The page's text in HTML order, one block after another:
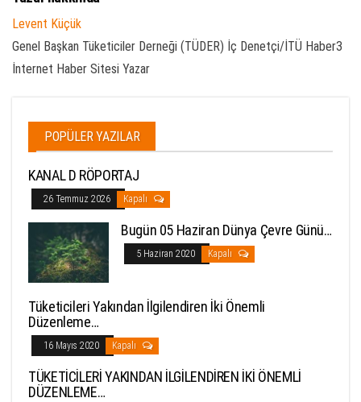
Levent Küçük
Genel Başkan Tüketiciler Derneği (TÜDER) İç Denetçi/İTÜ Haber3
İnternet Haber Sitesi Yazar
POPÜLER YAZILAR
KANAL D RÖPORTAJ
26 Temmuz 2026 Kapalı
Bugün 05 Haziran Dünya Çevre Günü…
5 Haziran 2020 Kapalı
Tüketicileri Yakından İlgilendiren İki Önemli
Düzenleme…
16 Mayıs 2020 Kapalı
TÜKETİCİLERİ YAKINDAN İLGİLENDİREN İKİ ÖNEMLİ
DÜZENLEME…